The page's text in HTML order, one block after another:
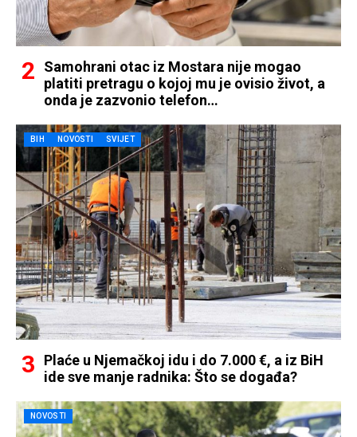
Samohrani otac iz Mostara nije mogao
platiti pretragu o kojoj mu je ovisio život, a
onda je zazvonio telefon…
BIH NOVOSTI SVIJET
Plaće u Njemačkoj idu i do 7.000 €, a iz BiH
ide sve manje radnika: Što se događa?
NOVOSTI